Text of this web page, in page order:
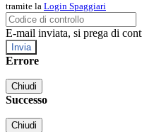
tramite la Login Spaggiari
E-mail inviata, si prega di
Errore
Chiudi
Successo
Chiudi